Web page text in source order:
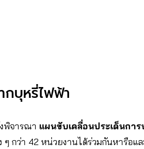
กบุหรี่ไฟฟ้า
พิจารณา แผนขับเคลื่อนประเด็นกา
ๆ กว่า 42 หน่วยงานได้ร่วมกันหารือแ